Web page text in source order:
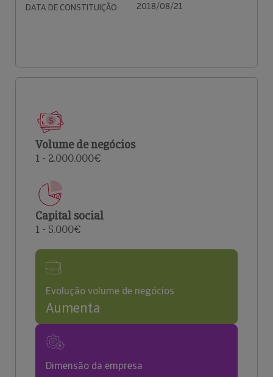
DATA DE CONSTITUIÇÃO 2018/08/21
Volume de negócios
1 - 2.000.000€
Capital social
1 - 5.000€
Evolução volume de negócios
Aumenta
Dimensão da empresa